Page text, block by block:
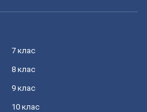
7 клас
8 клас
9 клас
10 клас